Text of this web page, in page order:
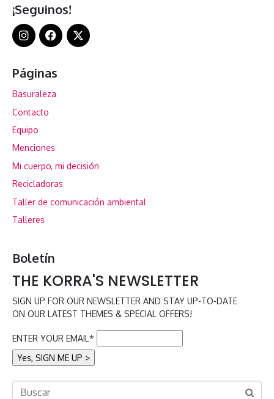
¡Seguinos!
Páginas
Basuraleza
Contacto
Equipo
Menciones
Mi cuerpo, mi decisión
Recicladoras
Taller de comunicación ambiental
Talleres
Boletín
THE KORRA'S NEWSLETTER
SIGN UP FOR OUR NEWSLETTER AND STAY UP-TO-DATE
ON OUR LATEST THEMES & SPECIAL OFFERS!
ENTER YOUR EMAIL*